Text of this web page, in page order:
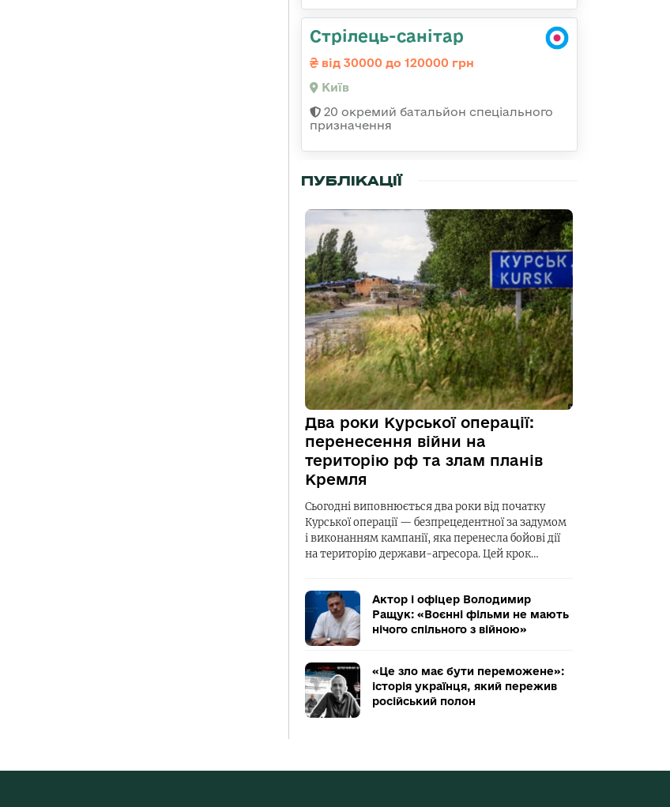
Стрілець-санітар
від 30000 до 120000 грн
Київ
20 окремий батальйон спеціального
призначення
ПУБЛІКАЦІЇ
Два роки Курської операції:
перенесення війни на
територію рф та злам планів
Кремля
Сьогодні виповнюється два роки від початку
Курської операції — безпрецедентної за задумом
і виконанням кампанії, яка перенесла бойові дії
на територію держави-агресора. Цей крок…
Актор і офіцер Володимир
Ращук: «Воєнні фільми не мають
нічого спільного з війною»
«Це зло має бути переможене»:
історія українця, який пережив
російський полон